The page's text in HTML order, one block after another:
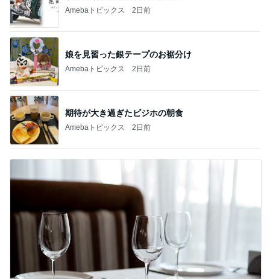
Amebaトピックス 2日前
娘を見習った銀テープのお裾分け
Amebaトピックス 2日前
期待が大き過ぎたビジホの朝食
Amebaトピックス 2日前